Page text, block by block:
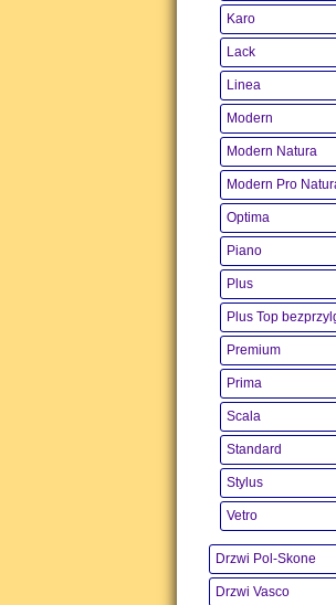
Karo
Lack
Linea
Modern
Modern Natura
Modern Pro
Optima
Piano
Plus
Plus Top
Premium
Prima
Scala
Standard
Stylus
Vetro
Drzwi Pol-Skone
Drzwi Vasco